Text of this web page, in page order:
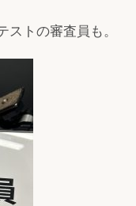
トの審査員も。